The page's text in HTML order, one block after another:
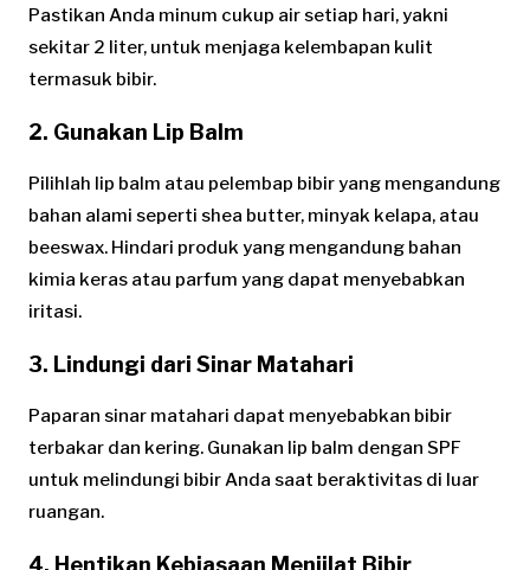
Pastikan Anda minum cukup air setiap hari, yakni
sekitar 2 liter, untuk menjaga kelembapan kulit
termasuk bibir.
2. Gunakan Lip Balm
Pilihlah lip balm atau pelembap bibir yang mengandung
bahan alami seperti shea butter, minyak kelapa, atau
beeswax. Hindari produk yang mengandung bahan
kimia keras atau parfum yang dapat menyebabkan
iritasi.
3. Lindungi dari Sinar Matahari
Paparan sinar matahari dapat menyebabkan bibir
terbakar dan kering. Gunakan lip balm dengan SPF
untuk melindungi bibir Anda saat beraktivitas di luar
ruangan.
4. Hentikan Kebiasaan Menjilat Bibir